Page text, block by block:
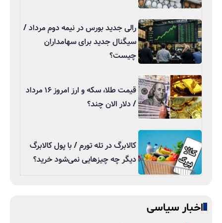
رالی جدید بورس در نیمه دوم مرداد /
سیگنال جدید برای سهامداران
چیست؟
قیمت طلا، سکه و ارز امروز ۱۶ مرداد
/ دلار الان چند؟
کالابرگ در تله تورم / با پول کالابرگ
دیگر چه چیزهایی نمی‌شود خرید؟
اخبار سیاسی